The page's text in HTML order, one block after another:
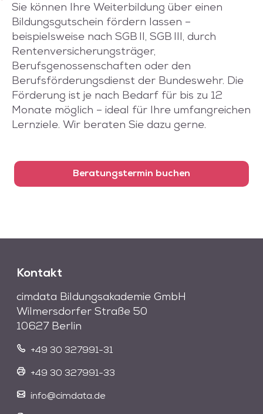
Sie können Ihre Weiterbildung über einen
Bildungsgutschein fördern lassen –
beispielsweise nach SGB II, SGB III, durch
Rentenversicherungsträger,
Berufsgenossenschaften oder den
Berufsförderungsdienst der Bundeswehr. Die
Förderung ist je nach Bedarf für bis zu 12
Monate möglich – ideal für Ihre umfangreichen
Lernziele. Wir beraten Sie dazu gerne.
Beratungstermin buchen
Kontakt
cimdata Bildungsakademie GmbH
Wilmersdorfer Straße 50
10627 Berlin
+49 30 327991-31
+49 30 327991-33
info@cimdata.de